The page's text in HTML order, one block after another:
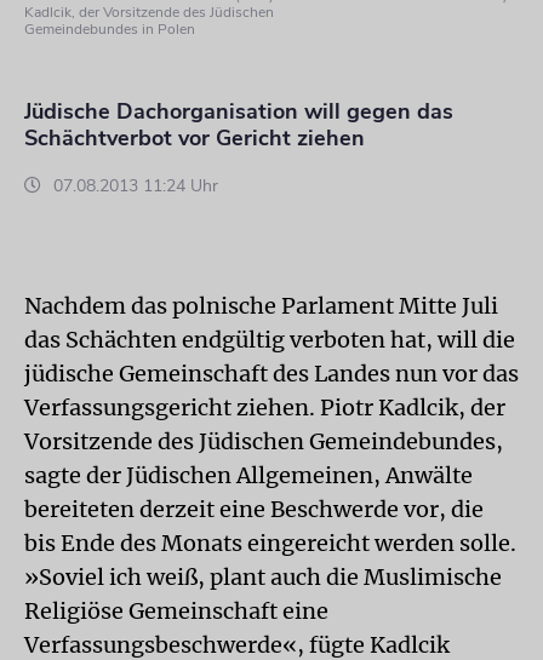
Kadlcik, der Vorsitzende des Jüdischen
Gemeindebundes in Polen
Jüdische Dachorganisation will gegen das
Schächtverbot vor Gericht ziehen
07.08.2013 11:24 Uhr
Nachdem das polnische Parlament Mitte Juli
das Schächten endgültig verboten hat, will die
jüdische Gemeinschaft des Landes nun vor das
Verfassungsgericht ziehen. Piotr Kadlcik, der
Vorsitzende des Jüdischen Gemeindebundes,
sagte der Jüdischen Allgemeinen, Anwälte
bereiteten derzeit eine Beschwerde vor, die
bis Ende des Monats eingereicht werden solle.
»Soviel ich weiß, plant auch die Muslimische
Religiöse Gemeinschaft eine
Verfassungsbeschwerde«, fügte Kadlcik